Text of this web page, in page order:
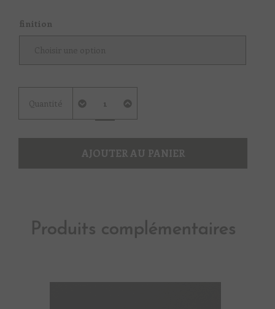
finition
Quantité
de
Travellers
The
Night
AJOUTER AU PANIER
Produits complémentaires